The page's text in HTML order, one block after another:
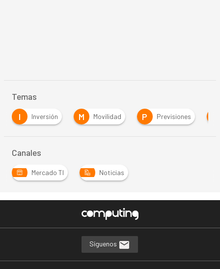
Temas
I
Inversión M Movilidad P Previsiones
Canales
Mercado TI Noticias
Síguenos